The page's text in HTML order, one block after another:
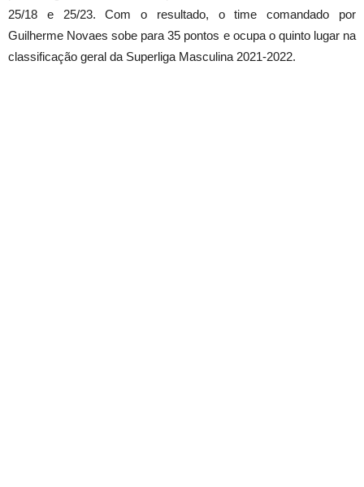
25/18 e 25/23. Com o resultado, o time comandado por
Guilherme Novaes sobe para 35 pontos e ocupa o quinto lugar na
classificação geral da Superliga Masculina 2021-2022.